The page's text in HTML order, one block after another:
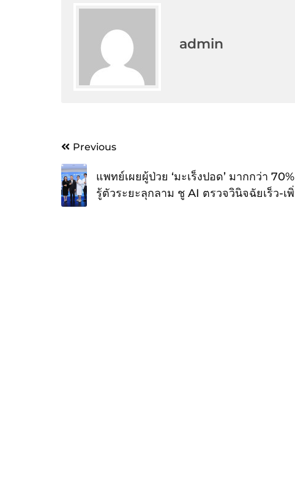
admin
Post
navigation
Previous
แพทย์เผยผู้ป่วย ‘มะเร็งปอด’ มากกว่า 70%
รู้ตัวระยะลุกลาม ชู AI ตรวจวินิจฉัยเร็ว-เ